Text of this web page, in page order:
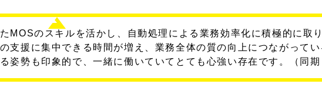
MOSのスキルを活かし、自動処理による業務効率化に積極的に取
支援に集中できる時間が増え、業務全体の質の向上につながって
姿勢も印象的で、一緒に働いていてとても心強い存在です。（同期